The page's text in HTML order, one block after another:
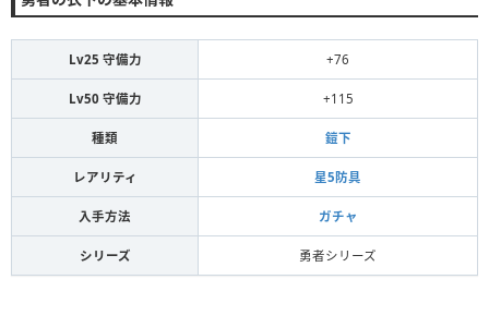
Lv25 守備力 +76
Lv50 守備力 +115
種類 鎧下
レアリティ 星5防具
入手方法 ガチャ
シリーズ 勇者シリーズ